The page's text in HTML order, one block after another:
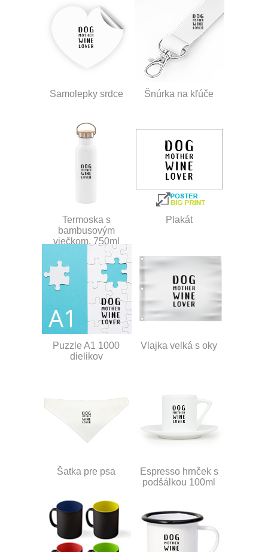
Samolepky srdce Šnúrka na kľúče
Termoska s
bambusovým
viečkom, 750ml
Plakát
Puzzle A1 1000
dielikov
Vlajka velká s oky
Šatka pre psa
Espresso hrnček s
podšálkou 100ml